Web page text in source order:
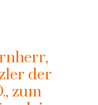
der
zum